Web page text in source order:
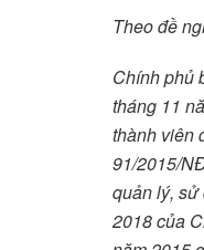
Theo đề
Chính phủ
tháng 11
thành viên
91/2015/
quản lý, sử
2018 của